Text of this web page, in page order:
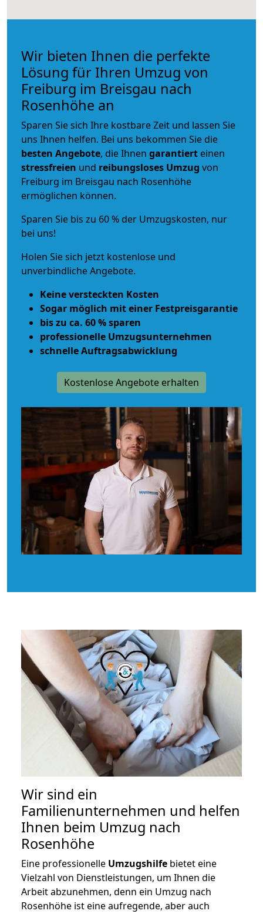
Wir bieten Ihnen die perfekte
Lösung für Ihren Umzug von
Freiburg im Breisgau nach
Rosenhöhe an
Sparen Sie sich Ihre kostbare Zeit und lassen Sie
uns Ihnen helfen. Bei uns bekommen Sie die
besten Angebote, die Ihnen garantiert einen
stressfreien und reibungsloses Umzug von
Freiburg im Breisgau nach Rosenhöhe
ermöglichen können.
Sparen Sie bis zu 60 % der Umzugskosten, nur
bei uns!
Holen Sie sich jetzt kostenlose und
unverbindliche Angebote.
Keine versteckten Kosten
Sogar möglich mit einer Festpreisgarantie
bis zu ca. 60 % sparen
professionelle Umzugsunternehmen
schnelle Auftragsabwicklung
Kostenlose Angebote erhalten
Wir sind ein
Familienunternehmen und helfen
Ihnen beim Umzug nach
Rosenhöhe
Eine professionelle Umzugshilfe bietet eine
Vielzahl von Dienstleistungen, um Ihnen die
Arbeit abzunehmen, denn ein Umzug nach
Rosenhöhe ist eine aufregende, aber auch